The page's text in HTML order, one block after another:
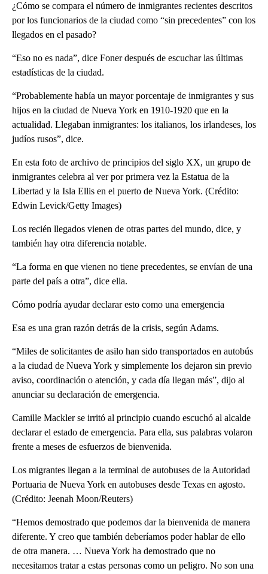
¿Cómo se compara el número de inmigrantes recientes descritos
por los funcionarios de la ciudad como “sin precedentes” con los
llegados en el pasado?
“Eso no es nada”, dice Foner después de escuchar las últimas
estadísticas de la ciudad.
“Probablemente había un mayor porcentaje de inmigrantes y sus
hijos en la ciudad de Nueva York en 1910-1920 que en la
actualidad. Llegaban inmigrantes: los italianos, los irlandeses, los
judíos rusos”, dice.
En esta foto de archivo de principios del siglo XX, un grupo de
inmigrantes celebra al ver por primera vez la Estatua de la
Libertad y la Isla Ellis en el puerto de Nueva York. (Crédito:
Edwin Levick/Getty Images)
Los recién llegados vienen de otras partes del mundo, dice, y
también hay otra diferencia notable.
“La forma en que vienen no tiene precedentes, se envían de una
parte del país a otra”, dice ella.
Cómo podría ayudar declarar esto como una emergencia
Esa es una gran razón detrás de la crisis, según Adams.
“Miles de solicitantes de asilo han sido transportados en autobús
a la ciudad de Nueva York y simplemente los dejaron sin previo
aviso, coordinación o atención, y cada día llegan más”, dijo al
anunciar su declaración de emergencia.
Camille Mackler se irritó al principio cuando escuchó al alcalde
declarar el estado de emergencia. Para ella, sus palabras volaron
frente a meses de esfuerzos de bienvenida.
Los migrantes llegan a la terminal de autobuses de la Autoridad
Portuaria de Nueva York en autobuses desde Texas en agosto.
(Crédito: Jeenah Moon/Reuters)
“Hemos demostrado que podemos dar la bienvenida de manera
diferente. Y creo que también deberíamos poder hablar de ello
de otra manera. … Nueva York ha demostrado que no
necesitamos tratar a estas personas como un peligro. No son una